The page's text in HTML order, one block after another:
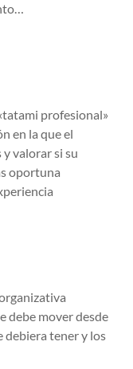
profesional»
en la que el
valorar si su
oportuna
debe mover desde
debiera tener y los